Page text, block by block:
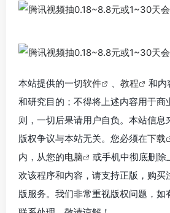
本站提供的一切软件 教程
和内
和研究目的；不得将上述内容用于商
则，一切后果请用户自负。本站信息
版权争议与本站无关。您必须在下载
内，从您的电脑
或手机中彻底删除
欢该程序和内容，请支持正版，购买
版服务。我们非常重视版权问题，如